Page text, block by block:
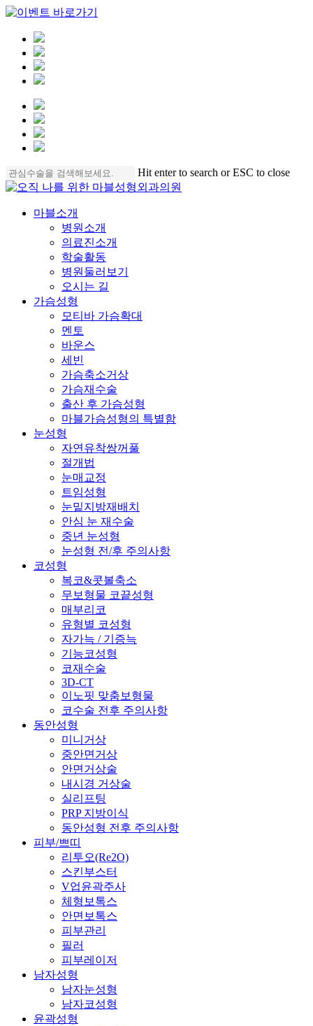
Skip
to
main
content
Hit enter to search or ESC to close
Close
Menu
마블소개
병원소개
의료진소개
학술활동
병원둘러보기
오시는 길
가슴성형
모티바 가슴확대
멘토
바운스
세빈
가슴축소거상
가슴재수술
출산 후 가슴성형
마블가슴성형의 특별함
눈성형
자연유착쌍꺼풀
절개법
눈매교정
트임성형
눈밑지방재배치
안심 눈 재수술
중년 눈성형
눈성형 전/후 주의사항
코성형
복코&콧볼축소
무보형물 코끝성형
매부리코
유형별 코성형
자가늑 / 기증늑
기능코성형
코재수술
3D-CT
이노핏 맞춤보형물
코수술 전후 주의사항
동안성형
미니거상
중안면거상
안면거상술
내시경 거상술
실리프팅
PRP 지방이식
동안성형 전후 주의사항
피부/쁘띠
리투오(Re2O)
스킨부스터
V업윤곽주사
체형보톡스
안면보톡스
피부관리
필러
피부레이저
남자성형
남자눈성형
남자코성형
윤곽성형